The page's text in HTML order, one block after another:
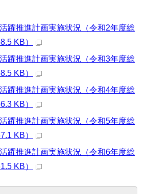
躍推進計画実施状況（令和2年度総
KB）
躍推進計画実施状況（令和3年度総
KB）
躍推進計画実施状況（令和4年度総
KB）
躍推進計画実施状況（令和5年度総
KB）
躍推進計画実施状況（令和6年度総
KB）